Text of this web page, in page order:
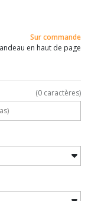
Sur commande
en haut de page
(0 caractères)